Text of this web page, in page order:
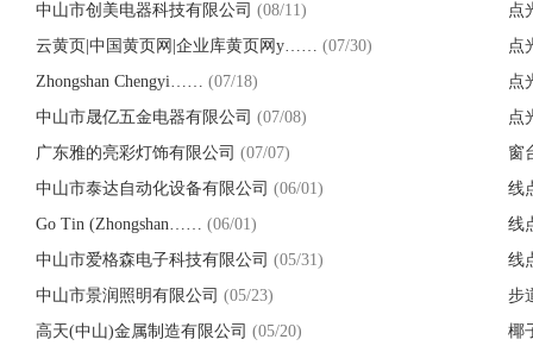
中山市创美电器科技有限公司 (08/11)
云黄页|中国黄页网|企业库黄页网y…… (07/30)
Zhongshan Chengyi…… (07/18)
中山市晟亿五金电器有限公司 (07/08)
广东雅的亮彩灯饰有限公司 (07/07)
中山市泰达自动化设备有限公司 (06/01)
Go Tin (Zhongshan…… (06/01)
中山市爱格森电子科技有限公司 (05/31)
中山市景润照明有限公司 (05/23)
高天(中山)金属制造有限公司 (05/20)
点
点
点
点
窗
线
线
线
步
椰